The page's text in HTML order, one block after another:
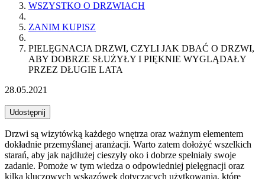
WSZYSTKO O DRZWIACH
ZANIM KUPISZ
PIELĘGNACJA DRZWI, CZYLI JAK DBAĆ O DRZWI,
ABY DOBRZE SŁUŻYŁY I PIĘKNIE WYGLĄDAŁY
PRZEZ DŁUGIE LATA
28.05.2021
Udostępnij
Drzwi są wizytówką każdego wnętrza oraz ważnym elementem
dokładnie przemyślanej aranżacji. Warto zatem dołożyć wszelkich
starań, aby jak najdłużej cieszyły oko i dobrze spełniały swoje
zadanie. Pomoże w tym wiedza o odpowiedniej pielęgnacji oraz
kilka kluczowych wskazówek dotyczących użytkowania, które